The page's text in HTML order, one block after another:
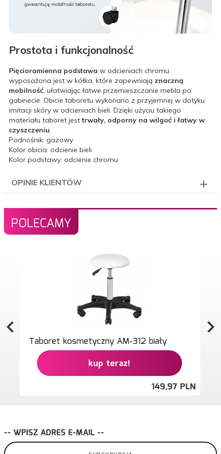
Prostota i funkcjonalność
Pięcioramienna podstawa w odcieniach chromu
wyposażona jest w kółka, które zapewniają znaczną
mobilność, ułatwiając łatwe przemieszczanie mebla po
gabinecie. Obicie taboretu wykonano z przyjemnej w dotyku
imitacji skóry w odcieniach bieli. Dzięki użyciu takiego
materiału taboret jesttrwały, odporny na wilgoć i łatwy w
czyszczeniu.
Podnośnik: gazowy
Kolor obicia: odcienie bieli
Kolor podstawy: odcienie chromu
OPINIE KLIENTÓW
POLECAMY
Taboret kosmetyczny AM-312 biały
kup teraz!
149,97 PLN
-- WPISZ ADRES E-MAIL --